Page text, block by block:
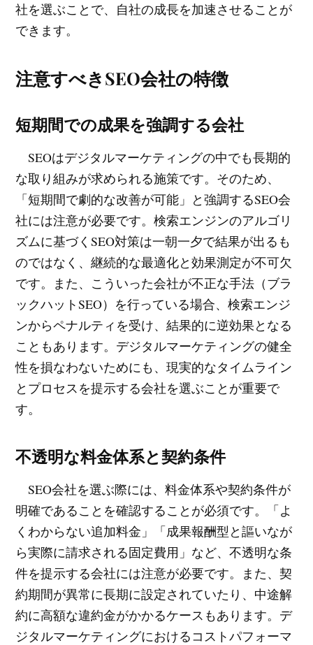
社を選ぶことで、自社の成長を加速させることが
できます。
注意すべきSEO会社の特徴
短期間での成果を強調する会社
SEOはデジタルマーケティングの中でも長期的
な取り組みが求められる施策です。そのため、
「短期間で劇的な改善が可能」と強調するSEO会
社には注意が必要です。検索エンジンのアルゴリ
ズムに基づくSEO対策は一朝一夕で結果が出るも
のではなく、継続的な最適化と効果測定が不可欠
です。また、こういった会社が不正な手法（ブラ
ックハットSEO）を行っている場合、検索エンジ
ンからペナルティを受け、結果的に逆効果となる
こともあります。デジタルマーケティングの健全
性を損なわないためにも、現実的なタイムライン
とプロセスを提示する会社を選ぶことが重要で
す。
不透明な料金体系と契約条件
SEO会社を選ぶ際には、料金体系や契約条件が
明確であることを確認することが必須です。「よ
くわからない追加料金」「成果報酬型と謳いなが
ら実際に請求される固定費用」など、不透明な条
件を提示する会社には注意が必要です。また、契
約期間が異常に長期に設定されていたり、中途解
約に高額な違約金がかかるケースもあります。デ
ジタルマーケティングにおけるコストパフォーマ